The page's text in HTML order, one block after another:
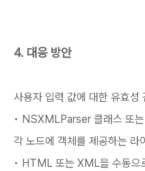
4. 대응 방안
사용자 입력 값에 대한 유효성
• NSXMLParser 클래스 또
각 노드에 객체를 제공하는 라
• HTML 또는 XML을 수동으